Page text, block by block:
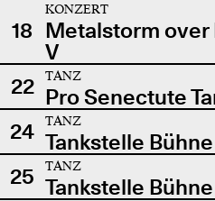
18
KONZERT
Metalstorm over
V
22
TANZ
Pro Senectute
24
TANZ
Tankstelle
25
TANZ
Tankstelle